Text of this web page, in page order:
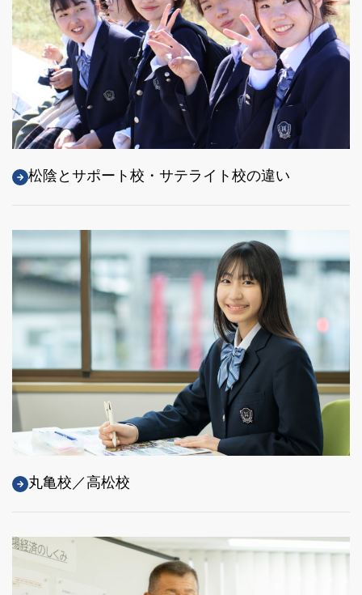
松陰とサポート校・サテライト校の違い
丸亀校／高松校